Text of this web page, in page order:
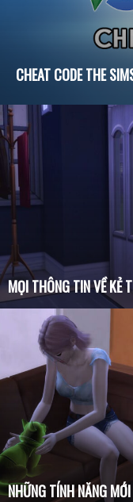
THE SIMS 4: MOD VIỆT
MỌI THÔNG TIN VỀ KẺ
NHỮNG TÍNH NĂNG